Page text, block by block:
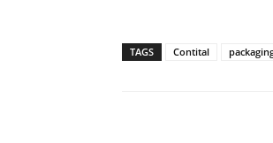
TAGS Contital